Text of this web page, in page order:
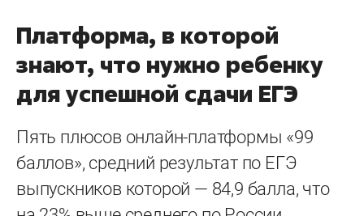
Платформа, в которой
знают, что нужно ребенку
для успешной сдачи ЕГЭ
Пять плюсов онлайн-платформы «99
баллов», средний результат по ЕГЭ
выпускников которой — 84,9 балла, что